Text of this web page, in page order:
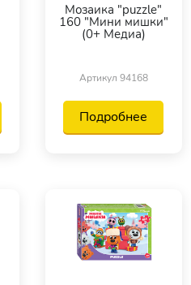
Мозаика "puzzle"
160 "Мини мишки"
(0+ Медиа)
Артикул 94168
Подробнее